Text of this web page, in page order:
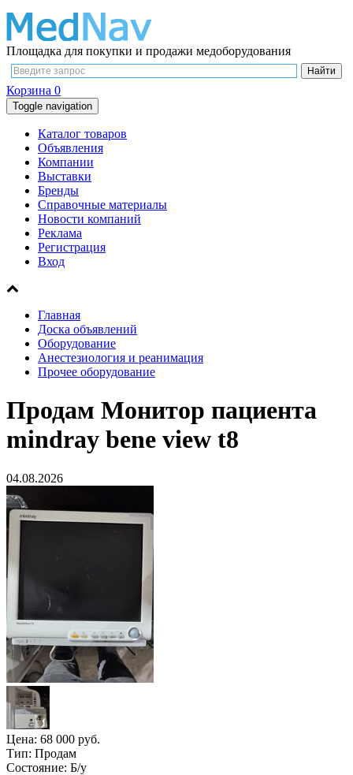
Площадка для покупки и продажи медоборудования
Корзина 0
Toggle navigation
Каталог товаров
Объявления
Компании
Выставки
Бренды
Справочные материалы
Новости компаний
Реклама
Регистрация
Вход
Главная
Доска объявлений
Оборудование
Анестезиология и реанимация
Прочее оборудование
Продам Монитор пациента
mindray bene view t8
04.08.2026
Цена: 68 000 руб.
Тип: Продам
Состояние: Б/у